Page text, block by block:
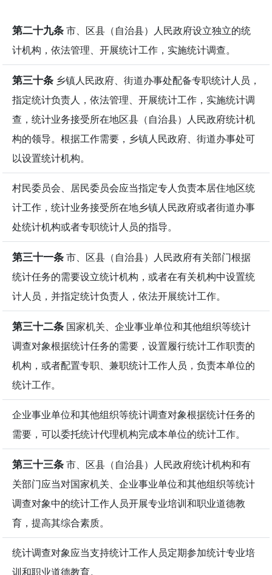
第二十九条市、区县（自治县）人民政府设立独立的统
计机构，依法管理、开展统计工作，实施统计调查。
第三十条 乡镇人民政府、街道办事处配备专职统计人员，
指定统计负责人，依法管理、开展统计工作，实施统计调
查，统计业务接受所在地区县（自治县）人民政府统计机
构的领导。根据工作需要，乡镇人民政府、街道办事处可
以设置统计机构。
村民委员会、居民委员会应当指定专人负责本居住地区统
计工作，统计业务接受所在地乡镇人民政府或者街道办事
处统计机构或者专职统计人员的指导。
第三十一条市、区县（自治县）人民政府有关部门根据
统计任务的需要设立统计机构，或者在有关机构中设置统
计人员，并指定统计负责人，依法开展统计工作。
第三十二条 国家机关、企业事业单位和其他组织等统计
调查对象根据统计任务的需要，设置履行统计工作职责的
机构，或者配置专职、兼职统计工作人员，负责本单位的
统计工作。
企业事业单位和其他组织等统计调查对象根据统计任务的
需要，可以委托统计代理机构完成本单位的统计工作。
第三十三条市、区县（自治县）人民政府统计机构和有
关部门应当对国家机关、企业事业单位和其他组织等统计
调查对象中的统计工作人员开展专业培训和职业道德教
育，提高其综合素质。
统计调查对象应当支持统计工作人员定期参加统计专业培
训和职业道德教育。